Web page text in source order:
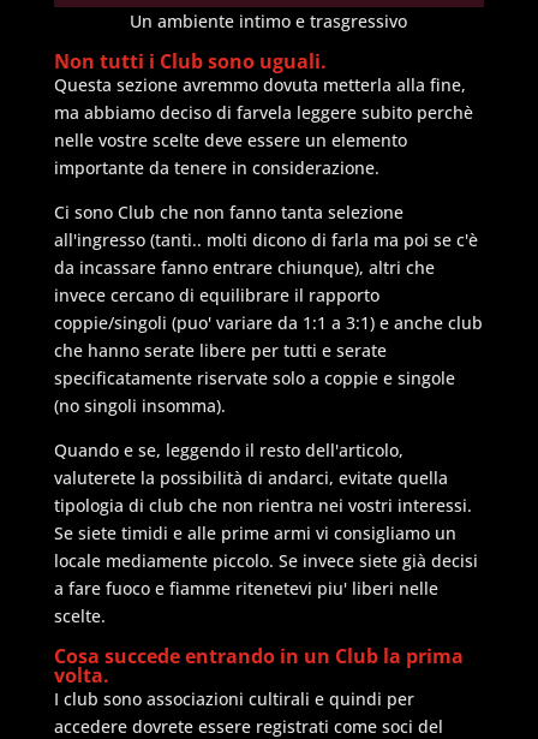
Un ambiente intimo e trasgressivo
Non tutti i Club sono uguali.
Questa sezione avremmo dovuta metterla alla fine,
ma abbiamo deciso di farvela leggere subito perchè
nelle vostre scelte deve essere un elemento
importante da tenere in considerazione.
Ci sono Club che non fanno tanta selezione
all'ingresso (tanti.. molti dicono di farla ma poi se c'è
da incassare fanno entrare chiunque), altri che
invece cercano di equilibrare il rapporto
coppie/singoli (puo' variare da 1:1 a 3:1) e anche club
che hanno serate libere per tutti e serate
specificatamente riservate solo a coppie e singole
(no singoli insomma).
Quando e se, leggendo il resto dell'articolo,
valuterete la possibilità di andarci, evitate quella
tipologia di club che non rientra nei vostri interessi.
Se siete timidi e alle prime armi vi consigliamo un
locale mediamente piccolo. Se invece siete già decisi
a fare fuoco e fiamme ritenetevi piu' liberi nelle
scelte.
Cosa succede entrando in un Club la prima
volta.
I club sono associazioni cultirali e quindi per
accedere dovrete essere registrati come soci del